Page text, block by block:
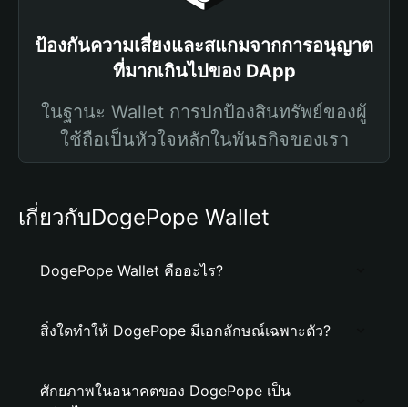
ป้องกันความเสี่ยงและสแกมจากการอนุญาต
ที่มากเกินไปของ DApp
ในฐานะ Wallet การปกป้องสินทรัพย์ของผู้
ใช้ถือเป็นหัวใจหลักในพันธกิจของเรา
เกี่ยวกับDogePope Wallet
DogePope Wallet คืออะไร?
สิ่งใดทำให้ DogePope มีเอกลักษณ์เฉพาะตัว?
ศักยภาพในอนาคตของ DogePope เป็น